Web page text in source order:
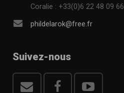
Coralie : +33(0)6 22 48 09 66
phildelarok@free.fr
Suivez-nous